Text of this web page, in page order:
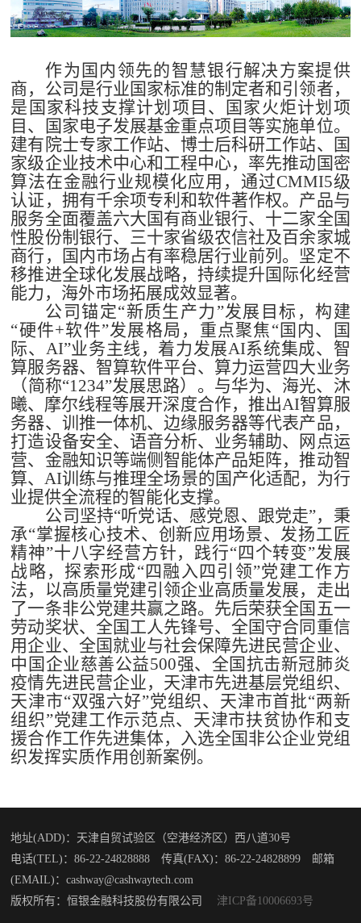
作为国内领先的智慧银行解决方案提供
商，公司是行业国家标准的制定者和引领者，
是国家科技支撑计划项目、国家火炬计划项
目、国家电子发展基金重点项目等实施单位。
建有院士专家工作站、博士后科研工作站、国
家级企业技术中心和工程中心，率先推动国密
算法在金融行业规模化应用，通过CMMI5级
认证，拥有千余项专利和软件著作权。产品与
服务全面覆盖六大国有商业银行、十二家全国
性股份制银行、三十家省级农信社及百余家城
商行，国内市场占有率稳居行业前列。坚定不
移推进全球化发展战略，持续提升国际化经营
能力，海外市场拓展成效显著。
公司锚定“新质生产力”发展目标，构建
“硬件+软件”发展格局，重点聚焦“国内、国
际、AI”业务主线，着力发展AI系统集成、智
算服务器、智算软件平台、算力运营四大业务
（简称“1234”发展思路）。与华为、海光、沐
曦、摩尔线程等展开深度合作，推出AI智算服
务器、训推一体机、边缘服务器等代表产品，
打造设备安全、语音分析、业务辅助、网点运
营、金融知识等端侧智能体产品矩阵，推动智
算、AI训练与推理全场景的国产化适配，为行
业提供全流程的智能化支撑。
公司坚持“听党话、感党恩、跟党走”，秉
承“掌握核心技术、创新应用场景、发扬工匠
精神”十八字经营方针，践行“四个转变”发展
战略，探索形成“四融入四引领”党建工作方
法，以高质量党建引领企业高质量发展，走出
了一条非公党建共赢之路。先后荣获全国五一
劳动奖状、全国工人先锋号、全国守合同重信
用企业、全国就业与社会保障先进民营企业、
中国企业慈善公益500强、全国抗击新冠肺炎
疫情先进民营企业，天津市先进基层党组织、
天津市“双强六好”党组织、天津市首批“两新
组织”党建工作示范点、天津市扶贫协作和支
援合作工作先进集体，入选全国非公企业党组
织发挥实质作用创新案例。
地址(ADD)：天津自贸试验区（空港经济区）西八道30号
电话(TEL)：86-22-24828888 传真(FAX)：86-22-24828899 邮箱
(EMAIL)：cashway@cashwaytech.com
版权所有：恒银金融科技股份有限公司
津ICP备10006693号